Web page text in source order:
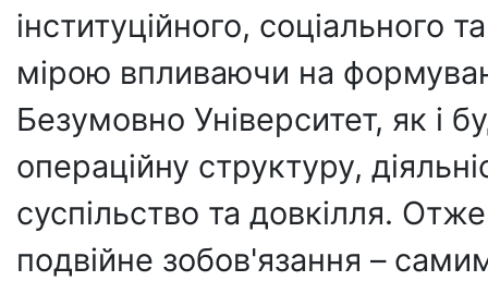
інституційного, соціального
мірою впливаючи на
Безумовно Університет, як і
операційну структуру,
суспільство та довкілля.
подвійне зобов'язання –